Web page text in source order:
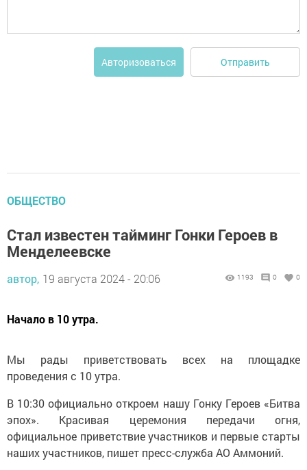
Авторизоваться Отправить
ОБЩЕСТВО
Стал известен тайминг Гонки Героев в
Менделеевске
автор, 19 августа 2024 - 20:06 1193 0 0
Начало в 10 утра.
Мы рады приветствовать всех на площадке
проведения с 10 утра.
В 10:30 официально откроем нашу Гонку Героев «Битва
эпох». Красивая церемония передачи огня,
официальное приветствие участников и первые старты
наших участников, пишет пресс-служба АО Аммоний.